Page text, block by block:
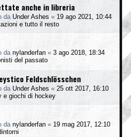
anche in libreria
da Under Ashes « 19 ago 2021, 10:44
e tutto il resto
da nylanderfan « 3 ago 2018, 18:34
del passato
Feldschlösschen
da Under Ashes « 25 ott 2017, 16:10
e giochi di hockey
da nylanderfan « 19 mag 2017, 12:10